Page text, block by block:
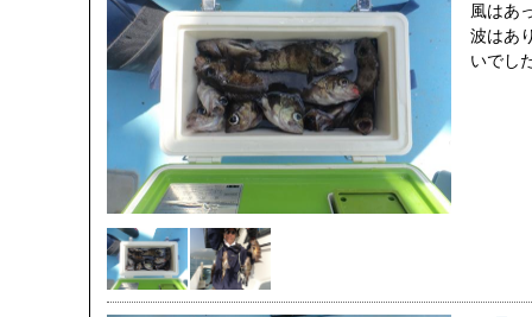
風はあ
波はあ
いでし